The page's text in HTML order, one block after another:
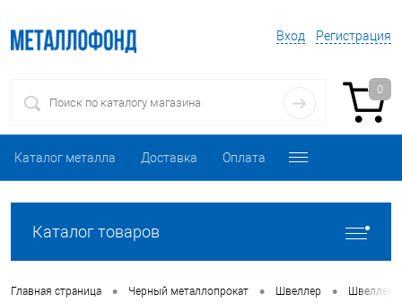
Вход Регистрация
0
Каталог металла Доставка Оплата
Каталог товаров
Главная страница • Черный металлопрокат • Швеллер • Швеллер